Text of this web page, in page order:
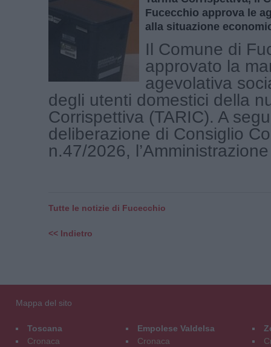
Fucecchio approva le
alla situazione
Il Comune di
approvato la
agevolativa
degli utenti domestici della
Corrispettiva (TARIC). A
deliberazione di Consiglio
n.47/2026,
Tutte le notizie di Fucecchio
<< Indietro
Mappa del sito
Toscana
Cronaca
Empolese Valdelsa
Cronaca